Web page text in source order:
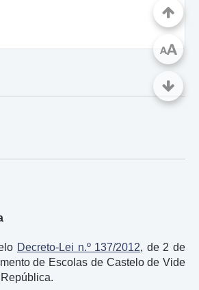
Decreto-Lei n.º 137/2012, de 2 de
de Escolas de Castelo de Vide
AA